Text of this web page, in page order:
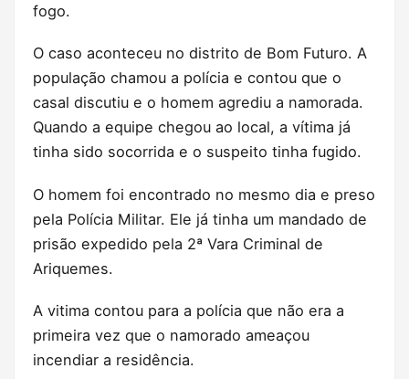
fogo.
O caso aconteceu no distrito de Bom Futuro. A
população chamou a polícia e contou que o
casal discutiu e o homem agrediu a namorada.
Quando a equipe chegou ao local, a vítima já
tinha sido socorrida e o suspeito tinha fugido.
O homem foi encontrado no mesmo dia e preso
pela Polícia Militar. Ele já tinha um mandado de
prisão expedido pela 2ª Vara Criminal de
Ariquemes.
A vitima contou para a polícia que não era a
primeira vez que o namorado ameaçou
incendiar a residência.